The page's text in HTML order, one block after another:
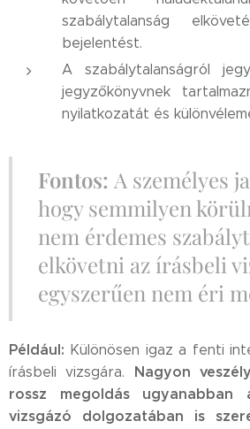
szabálytalanság
bejelentést.
A szabálytalanságról
jegyzőkönyvnek
nyilatkozatát és
Fontos: A személyes
hogy semmilyen
nem érdemes
elkövetni az írásbeli
egyszerűen nem éri
Például: Különösen igaz a fenti
írásbeli vizsgára. Nagyon
rossz megoldás
vizsgázó dolgozatában is